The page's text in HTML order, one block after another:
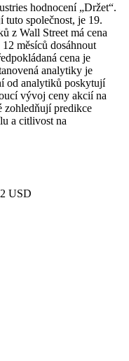
hodnocení „Držet“.
tuto společnost, je 19.
z Wall Street má cena
měsíců dosáhnout
cena je
analytiky je
od analytiků poskytují
vývoj ceny akcií na
zohledňují predikce
a citlivost na
USD